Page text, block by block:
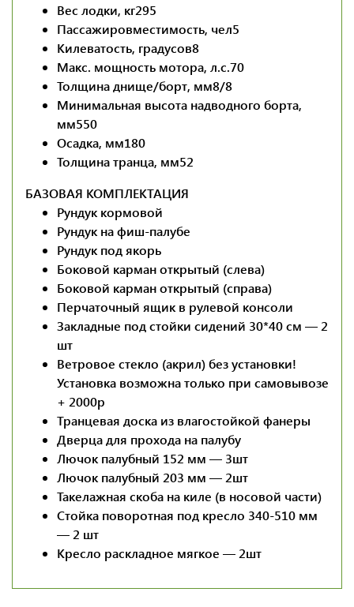
Вес лодки, кг295
Пассажировместимость, чел5
Килеватость, градусов8
Макс. мощность мотора, л.с.70
Толщина днище/борт, мм8/8
Минимальная высота надводного борта,
мм550
Осадка, мм180
Толщина транца, мм52
БАЗОВАЯ КОМПЛЕКТАЦИЯ
Рундук кормовой
Рундук на фиш-палубе
Рундук под якорь
Боковой карман открытый (слева)
Боковой карман открытый (справа)
Перчаточный ящик в рулевой консоли
Закладные под стойки сидений 30*40 см — 2
шт
Ветровое стекло (акрил) без установки!
Установка возможна только при самовывозе
+ 2000р
Транцевая доска из влагостойкой фанеры
Дверца для прохода на палубу
Лючок палубный 152 мм — 3шт
Лючок палубный 203 мм — 2шт
Такелажная скоба на киле (в носовой части)
Стойка поворотная под кресло 340-510 мм
— 2 шт
Кресло раскладное мягкое — 2шт